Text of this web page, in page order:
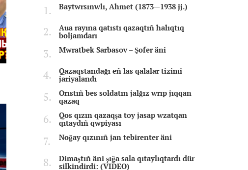
Baytwrsınwlı, Ahmet (1873—1938 jj.)
Aua rayına qatıstı qazaqtıñ halıqtıq
boljamdarı
Mwratbek Sarbasov – Şofer äni
Qazaqstandağı eñ las qalalar tizimi
jariyalandı
Orıstıñ bes soldatın jalğız wrıp jıqqan
qazaq
Qos qızın qazaqşa toy jasap wzatqan
qıtaydıñ qwpiyası
Noğay qızınıñ jan tebirenter äni
Dimaştıñ äni şığa sala qıtaylıqtardı dür
silkindirdi: (VIDEO)